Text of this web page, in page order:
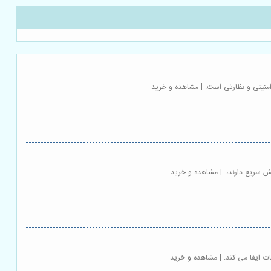
و نظارتی است. | مشاهده و خرید
سریع دارند،. | مشاهده و خرید
ایفا می کند. | مشاهده و خرید